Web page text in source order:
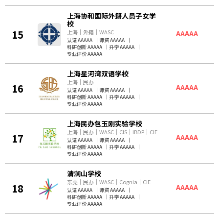
15
上海协和国际外籍人员子女学
校
上海 ｜外籍 ｜WASC
认证 AAAAA ｜ 师资 AAAAA ｜
科研创新 AAAAA ｜升学 AAAAA ｜
专业评价 AAAAA
AAAAA
16
上海星河湾双语学校
上海 ｜ 民办
认证 AAAAA ｜ 师资 AAAAA ｜
科研创新 AAAAA ｜升学 AAAAA ｜
专业评价 AAAAA
AAAAA
17
上海民办包玉刚实验学校
上海 ｜ 民办 ｜WASC ｜ CIS ｜ IBDP ｜ CIE
认证 AAAAA ｜ 师资 AAAAA ｜
科研创新 AAAAA ｜升学 AAAAA ｜
专业评价 AAAAA
AAAAA
18
清澜山学校
东莞 ｜ 民办 ｜WASC ｜ Cognia ｜ CIE
认证 AAAAA ｜ 师资 AAAAA ｜
科研创新 AAAAA ｜升学 AAAAA ｜
专业评价 AAAAA
AAAAA